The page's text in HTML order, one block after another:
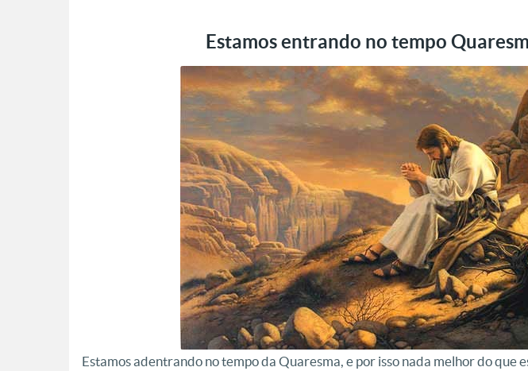
Estamos entrando no tempo
Estamos adentrando no tempo da Quaresma, e por isso nada melhor do que